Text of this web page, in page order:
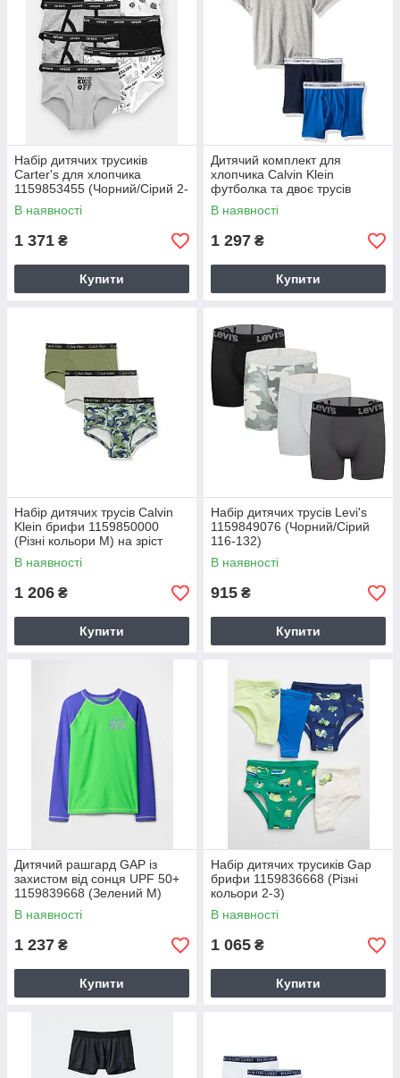
Набір дитячих трусиків
Carter's для хлопчика
1159853455 (Чорний/Сірий 2-
3) на зріст 88-98 см
В наявності
1 371 ₴
Купити
Дитячий комплект для
хлопчика Calvin Klein
футболка та двоє трусів
1159850930 (Різні кольори L)
на зріст 142-1
В наявності
1 297 ₴
Купити
Набір дитячих трусів Calvin
Klein брифи 1159850000
(Різні кольори M) на зріст
135-150 см
В наявності
1 206 ₴
Купити
Набір дитячих трусів Levi's
1159849076 (Чорний/Сірий
116-132)
В наявності
915 ₴
Купити
Дитячий рашгард GAP із
захистом від сонця UPF 50+
1159839668 (Зелений M)
В наявності
1 237 ₴
Купити
Набір дитячих трусиків Gap
брифи 1159836668 (Різні
кольори 2-3)
В наявності
1 065 ₴
Купити